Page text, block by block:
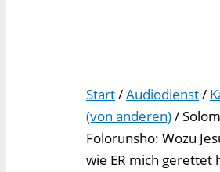
Start/Audiodienst/
(von anderen)/
Folorunsho: Wozu
wie ER mich gerettet